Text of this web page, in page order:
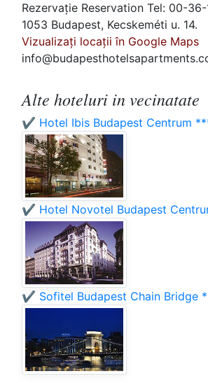
Rezervaţie Reservation Tel: 00-
1053 Budapest, Kecskeméti u. 14.
Vizualizați locații în Google Maps
Alte hoteluri in vecinatate
✔️ Hotel Ibis Budapest Centrum
✔️ Hotel Novotel Budapest
✔️ Sofitel Budapest Chain Bridge